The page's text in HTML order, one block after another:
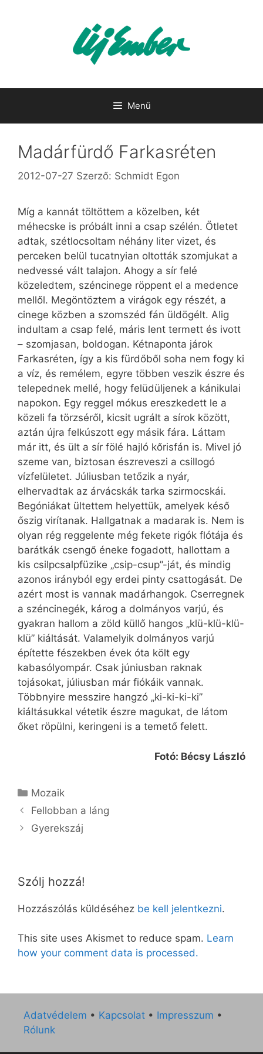
Menü
Madárfürdő Farkasréten
2012-07-27 Szerző: Schmidt Egon
Míg a kannát töltöttem a közelben, két
méhecske is próbált inni a csap szélén. Ötletet
adtak, szétlocsoltam néhány liter vizet, és
perceken belül tucatnyian oltották szomjukat a
nedvessé vált talajon. Ahogy a sír felé
közeledtem, széncinege röppent el a medence
mellől. Megöntöztem a virágok egy részét, a
cinege közben a szomszéd fán üldögélt. Alig
indultam a csap felé, máris lent termett és ivott
– szomjasan, boldogan. Kétnaponta járok
Farkasréten, így a kis fürdőből soha nem fogy ki
a víz, és remélem, egyre többen veszik észre és
telepednek mellé, hogy felüdüljenek a kánikulai
napokon. Egy reggel mókus ereszkedett le a
közeli fa törzséről, kicsit ugrált a sírok között,
aztán újra felkúszott egy másik fára. Láttam
már itt, és ült a sír fölé hajló kőrisfán is. Mivel jó
szeme van, biztosan észreveszi a csillogó
vízfelületet. Júliusban tetőzik a nyár,
elhervadtak az árvácskák tarka szirmocskái.
Begóniákat ültettem helyettük, amelyek késő
őszig virítanak. Hallgatnak a madarak is. Nem is
olyan rég reggelente még fekete rigók flótája és
barátkák csengő éneke fogadott, hallottam a
kis csilpcsalpfüzike „csip-csup”-ját, és mindig
azonos irányból egy erdei pinty csattogását. De
azért most is vannak madárhangok. Cserregnek
a széncinegék, károg a dolmányos varjú, és
gyakran hallom a zöld küllő hangos „klü-klü-klü-
klü” kiáltását. Valamelyik dolmányos varjú
építette fészekben évek óta költ egy
kabasólyompár. Csak júniusban raknak
tojásokat, júliusban már fiókáik vannak.
Többnyire messzire hangzó „ki-ki-ki-ki”
kiáltásukkal vétetik észre magukat, de látom
őket röpülni, keringeni is a temető felett.
Fotó: Bécsy László
Kategória
Mozaik
Fellobban a láng
Gyerekszáj
Szólj hozzá!
Hozzászólás küldéséhez be kell jelentkezni.
This site uses Akismet to reduce spam. Learn
how your comment data is processed.
Adatvédelem • Kapcsolat • Impresszum •
Rólunk